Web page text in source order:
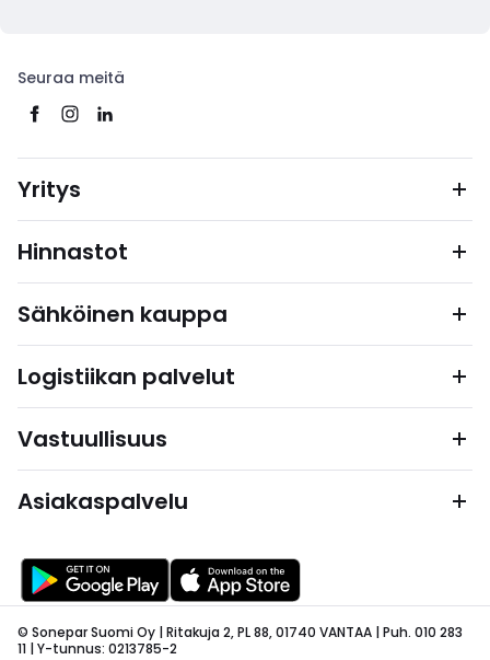
Seuraa meitä
Yritys
Hinnastot
Sähköinen kauppa
Logistiikan palvelut
Vastuullisuus
Asiakaspalvelu
© Sonepar Suomi Oy | Ritakuja 2, PL 88, 01740 VANTAA | Puh. 010 283
11 | Y-tunnus: 0213785-2